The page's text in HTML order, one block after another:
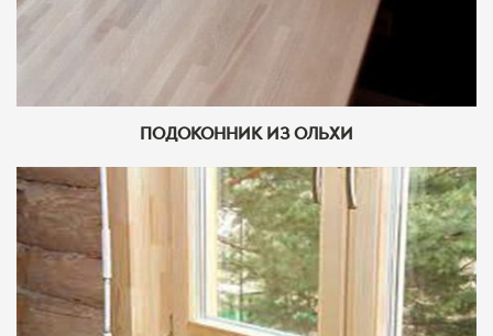
ПОДОКОННИК ИЗ ОЛЬХИ